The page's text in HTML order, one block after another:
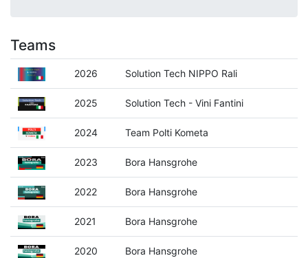
Teams
2026 Solution Tech NIPPO Rali
2025 Solution Tech - Vini Fantini
2024 Team Polti Kometa
2023 Bora Hansgrohe
2022 Bora Hansgrohe
2021 Bora Hansgrohe
2020 Bora Hansgrohe